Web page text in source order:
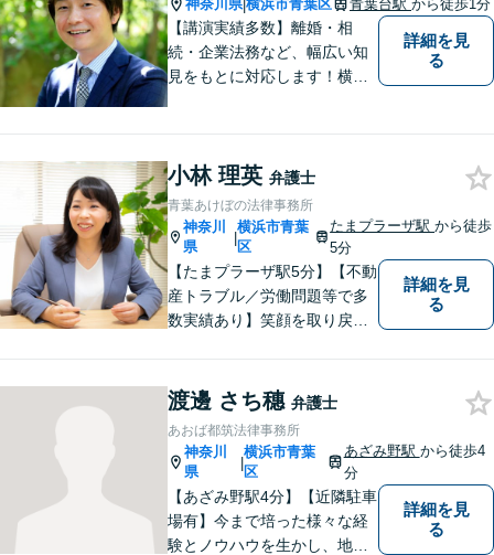
神奈川県|横浜市青葉区 青葉台駅 から徒歩1分
【講演実績多数】離婚・相
続・企業法務など、幅広い知
見をもとに対応します！横
り】負債総額数億円の倒産申
立ての実績あり【完全個室】
【青葉台駅1分】【複数弁護士
在籍】
詳細を見
る
小林 理英 弁護士
青葉あけぼの法律事務所
神奈川
県
|
横浜市青葉
区
たまプラーザ駅から徒歩
5分
【たまプラーザ駅5分】【不動
産トラブル／労働問題等で多
数実績あり】笑顔を取り戻す
えます。【契約時点での明朗
会計】
詳細を見
る
渡邊 さち穗 弁護士
あおば都筑法律事務所
神奈川
県
|
横浜市青葉
区
あざみ野駅 から徒歩4
分
【あざみ野駅4分】【近隣駐車
場有】今まで培った様々な経
験とノウハウを生かし、地域
詳細を見
る